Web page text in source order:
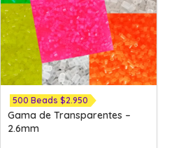
500 Beads $2.950
Gama de Transparentes –
2.6mm